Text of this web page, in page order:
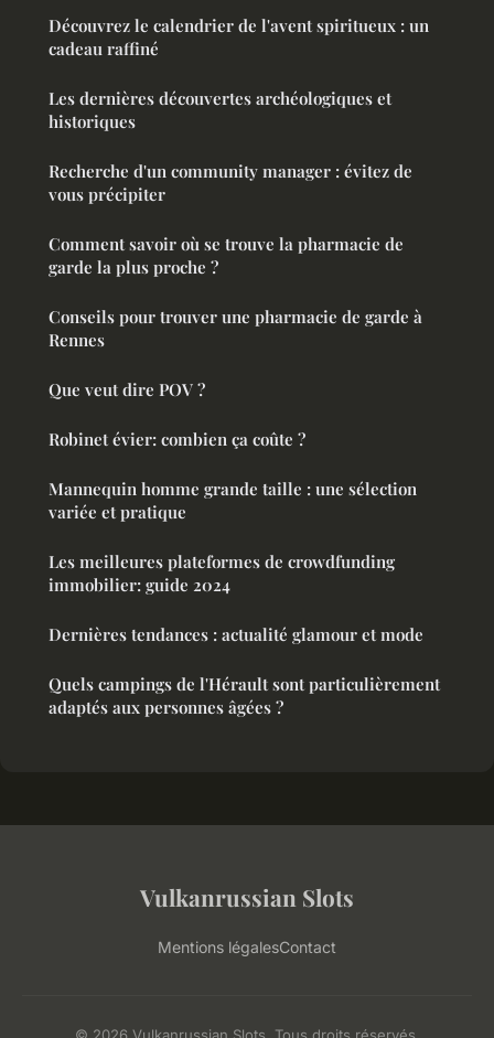
Découvrez le calendrier de l'avent spiritueux : un
cadeau raffiné
Les dernières découvertes archéologiques et
historiques
Recherche d'un community manager : évitez de
vous précipiter
Comment savoir où se trouve la pharmacie de
garde la plus proche ?
Conseils pour trouver une pharmacie de garde à
Rennes
Que veut dire POV ?
Robinet évier: combien ça coûte ?
Mannequin homme grande taille : une sélection
variée et pratique
Les meilleures plateformes de crowdfunding
immobilier: guide 2024
Dernières tendances : actualité glamour et mode
Quels campings de l'Hérault sont particulièrement
adaptés aux personnes âgées ?
Vulkanrussian Slots
Mentions légalesContact